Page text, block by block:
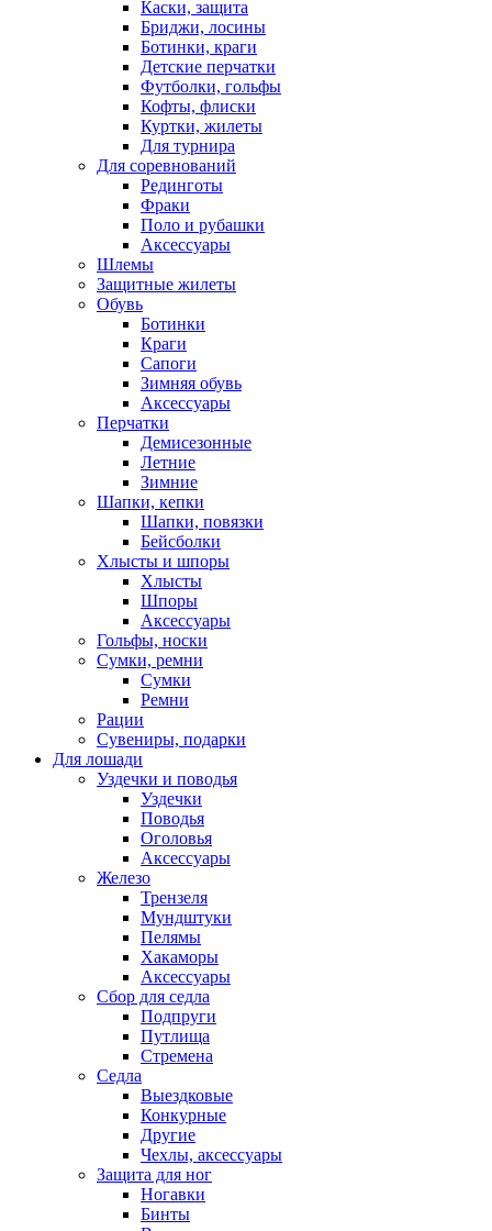
Каски, защита
Бриджи, лосины
Ботинки, краги
Детские перчатки
Футболки, гольфы
Кофты, флиски
Куртки, жилеты
Для турнира
Для соревнований
Рединготы
Фраки
Поло и рубашки
Аксессуары
Шлемы
Защитные жилеты
Обувь
Ботинки
Краги
Сапоги
Зимняя обувь
Аксессуары
Перчатки
Демисезонные
Летние
Зимние
Шапки, кепки
Шапки, повязки
Бейсболки
Хлысты и шпоры
Хлысты
Шпоры
Аксессуары
Гольфы, носки
Сумки, ремни
Сумки
Ремни
Рации
Сувениры, подарки
Для лошади
Уздечки и поводья
Уздечки
Поводья
Оголовья
Аксессуары
Железо
Трензеля
Мундштуки
Пелямы
Хакаморы
Аксессуары
Сбор для седла
Подпруги
Путлища
Стремена
Седла
Выездковые
Конкурные
Другие
Чехлы, аксессуары
Защита для ног
Ногавки
Бинты